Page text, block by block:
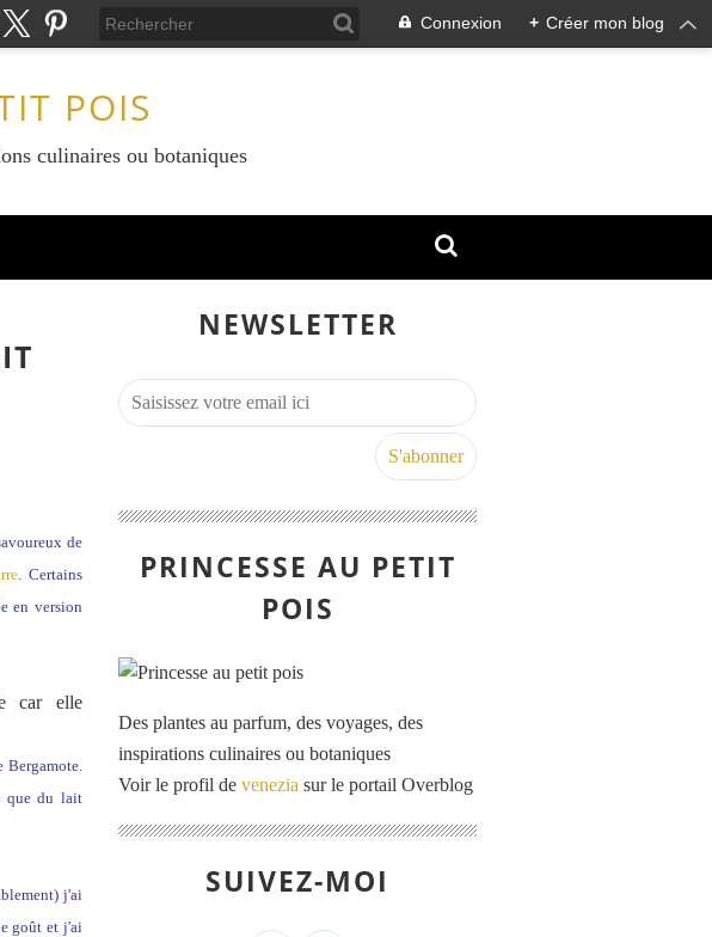
Connexion + Créer mon blog
POIS
culinaires ou botaniques
de
. Certains
en version
Bergamote.
que du lait
j'ai
goût et j'ai
NEWSLETTER
PRINCESSE AU PETIT
POIS
Des plantes au parfum, des voyages, des
inspirations culinaires ou botaniques
Voir le profil de venezia sur le portail Overblog
SUIVEZ-MOI